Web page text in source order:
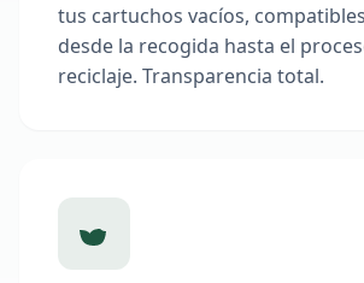
tus cartuchos vacíos,
desde la recogida hasta el
reciclaje. Transparencia total.